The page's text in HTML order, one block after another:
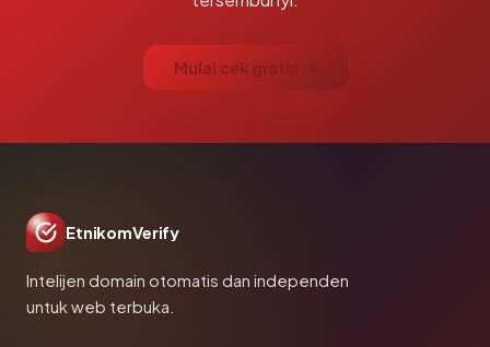
Mulai cek gratis →
EtnikomVerify
Intelijen domain otomatis dan independen
untuk web terbuka.